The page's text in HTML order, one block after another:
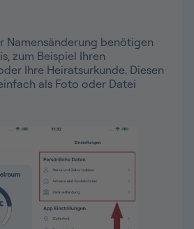
Namensänderung benötigen
zum Beispiel Ihren
Ihre Heiratsurkunde. Diesen
als Foto oder Datei